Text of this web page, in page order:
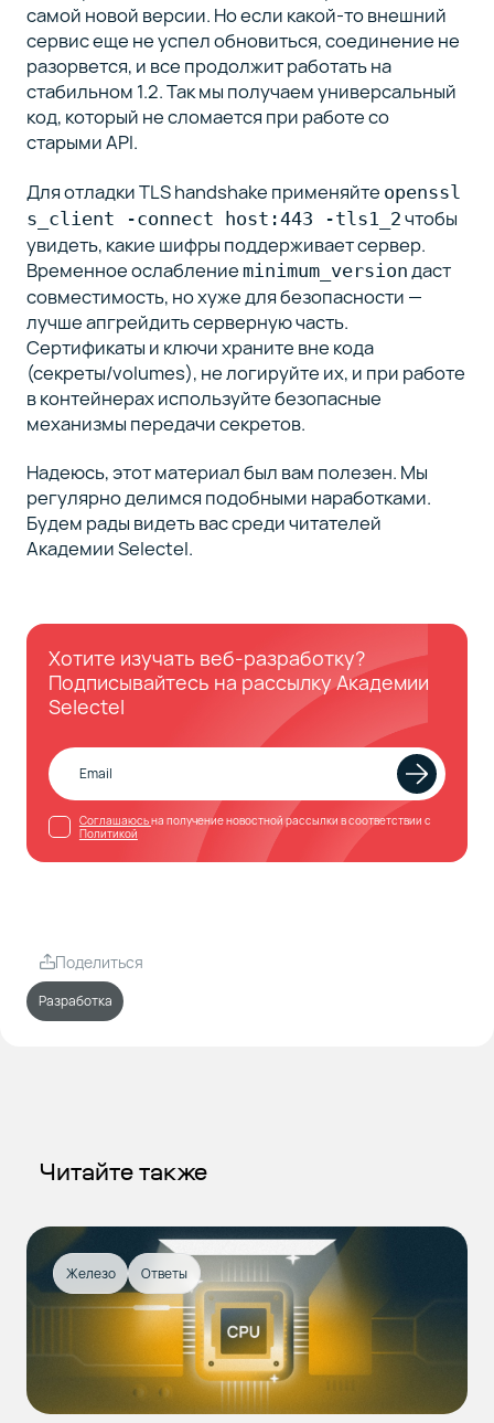
самой новой версии. Но если какой-то внешний
сервис еще не успел обновиться, соединение не
разорвется, и все продолжит работать на
стабильном 1.2. Так мы получаем универсальный
код, который не сломается при работе со
старыми API.
Для отладки TLS handshake применяйте openssl
s_client -connect host:443 -tls1_2 чтобы
увидеть, какие шифры поддерживает сервер.
Временное ослабление minimum_version даст
совместимость, но хуже для безопасности —
лучше апгрейдить серверную часть.
Сертификаты и ключи храните вне кода
(секреты/volumes), не логируйте их, и при работе
в контейнерах используйте безопасные
механизмы передачи секретов.
Надеюсь, этот материал был вам полезен. Мы
регулярно делимся подобными наработками.
Будем рады видеть вас среди читателей
Академии Selectel.
Хотите изучать веб-разработку?
Подписывайтесь на рассылку Академии
Selectel
Соглашаюсьна получение новостной рассылки в соответствии с
Политикой
Поделиться
Разработка
Читайте также
Железо Ответы